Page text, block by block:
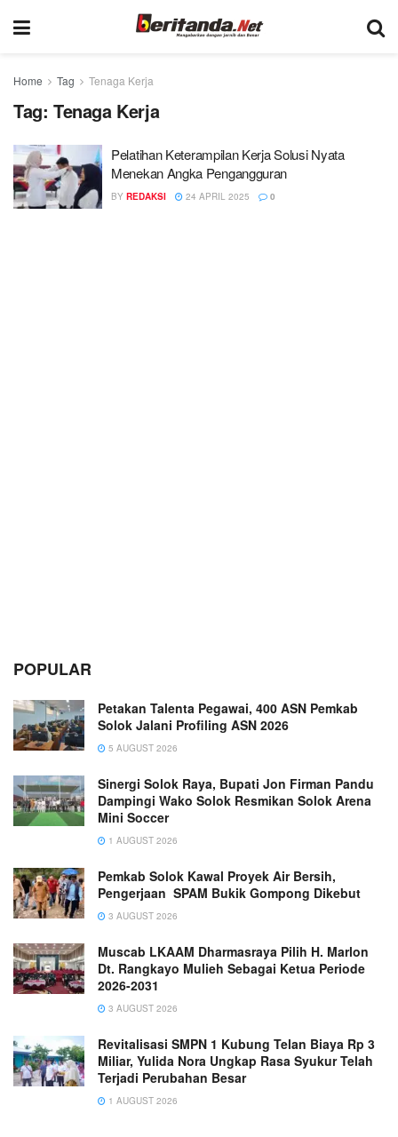
Home Tag Tenaga Kerja
Tag: Tenaga Kerja
Pelatihan Keterampilan Kerja Solusi Nyata
Menekan Angka Pengangguran
BY REDAKSI 24 APRIL 2025 0
POPULAR
Petakan Talenta Pegawai, 400 ASN Pemkab
Solok Jalani Profiling ASN 2026
5 AUGUST 2026
Sinergi Solok Raya, Bupati Jon Firman Pandu
Dampingi Wako Solok Resmikan Solok Arena
Mini Soccer
1 AUGUST 2026
Pemkab Solok Kawal Proyek Air Bersih,
Pengerjaan SPAM Bukik Gompong Dikebut
3 AUGUST 2026
Muscab LKAAM Dharmasraya Pilih H. Marlon
Dt. Rangkayo Mulieh Sebagai Ketua Periode
2026-2031
3 AUGUST 2026
Revitalisasi SMPN 1 Kubung Telan Biaya Rp 3
Miliar, Yulida Nora Ungkap Rasa Syukur Telah
Terjadi Perubahan Besar
1 AUGUST 2026